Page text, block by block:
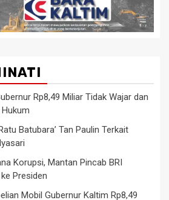
Rp8,49 Miliar Tidak Wajar dan
Batubara’ Tan Paulin Terkait
Korupsi, Mantan Pincab BRI
Presiden
Mobil Gubernur Kaltim Rp8,49